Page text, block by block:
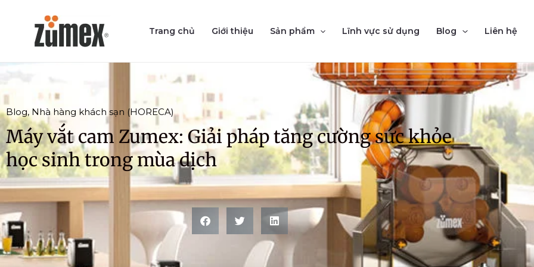
content
Trang chủ Giới thiệu Sản phẩm Lĩnh vực sử dụng Blog Liên hệ
Blog, Nhà hàng khách sạn (HORECA)
Máy vắt cam Zumex: Giải pháp tăng cường sức khỏe
học sinh trong mùa dịch